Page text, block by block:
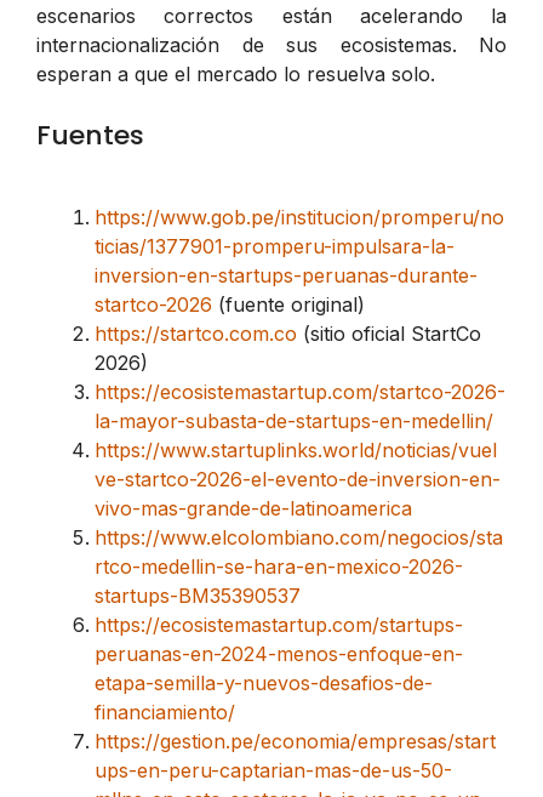
escenarios correctos están acelerando la
internacionalización de sus ecosistemas. No
esperan a que el mercado lo resuelva solo.
Fuentes
https://www.gob.pe/institucion/promperu/no
ticias/1377901-promperu-impulsara-la-
inversion-en-startups-peruanas-durante-
startco-2026 (fuente original)
https://startco.com.co (sitio oficial StartCo
2026)
https://ecosistemastartup.com/startco-2026-
la-mayor-subasta-de-startups-en-medellin/
https://www.startuplinks.world/noticias/vuel
ve-startco-2026-el-evento-de-inversion-en-
vivo-mas-grande-de-latinoamerica
https://www.elcolombiano.com/negocios/sta
rtco-medellin-se-hara-en-mexico-2026-
startups-BM35390537
https://ecosistemastartup.com/startups-
peruanas-en-2024-menos-enfoque-en-
etapa-semilla-y-nuevos-desafios-de-
financiamiento/
https://gestion.pe/economia/empresas/start
ups-en-peru-captarian-mas-de-us-50-